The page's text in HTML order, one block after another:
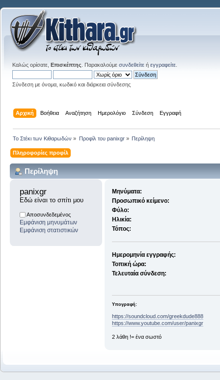
Καλώς ορίσατε, Επισκέπτης . Παρακαλούμε συνδεθείτε ή εγγραφείτε
Σύνδεση με όνομα, κωδικό και διάρκεια σύνδεσης
Αρχική Βοήθεια Αναζήτηση Ημερολόγιο Σύνδεση Εγγραφή
Το Στέκι των Κιθαρωδών » Προφίλ του panixgr» Περίληψη
Πληροφορίες προφίλ
Περίληψη
panixgr
Εδώ είναι το σπίτι μου
Αποσυνδεδεμένος
Εμφάνιση μηνυμάτων
Εμφάνιση στατιστικών
Μηνύματα:
Προσωπικό κείμενο:
Φύλο:
Ηλικία:
Τόπος:
Ημερομηνία εγγραφής:
Τοπική ώρα:
Τελευταία σύνδεση:
Υπογραφή:
https://soundcloud.com/greekdude888
https://www.youtube.com/user/panixgr
2 λάθη != ένα σωστό